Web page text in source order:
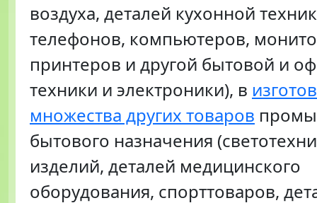
воздуха, деталей кухонной
телефонов, компьютеров,
принтеров и другой бытовой и
техники и электроники), в
множества других товаров
бытового назначения
изделий, деталей медицинского
оборудования, спорттоваров,